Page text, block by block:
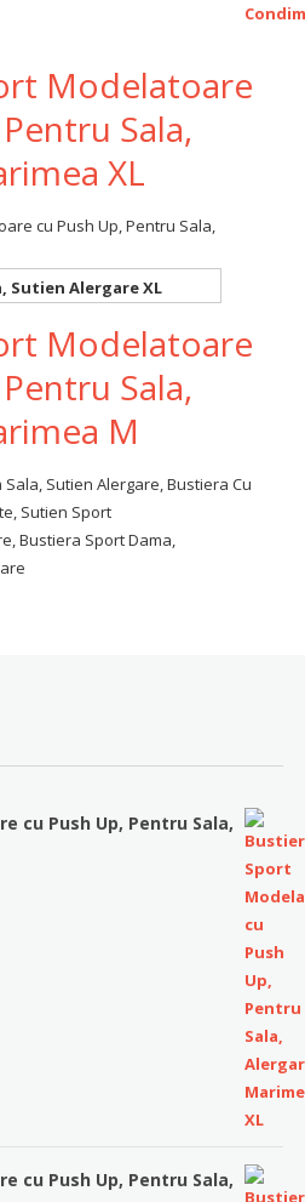
Modelatoare
Sala,
XL
Modelatoare
Sala,
M
cu Push Up, Pentru Sala,
cu Push Up, Pentru Sala,